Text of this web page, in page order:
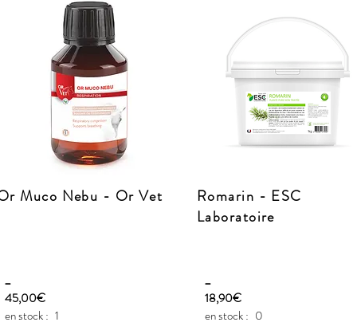
Muco Nebu - Or Vet
_
45,00€
en stock : 1
Romarin - ESC
Laboratoire
_
18,90€
en stock : 0